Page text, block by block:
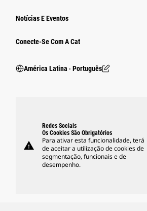
Notícias E Eventos
Conecte-Se Com A Cat
América Latina ‧ Português
warning
Redes Sociais
Os Cookies São Obrigatórios
Para ativar esta funcionalidade, terá
de aceitar a utilização de cookies de
segmentação, funcionais e de
desempenho.